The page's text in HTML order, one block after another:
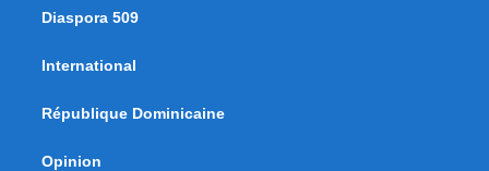
Diaspora 509
International
République Dominicaine
Opinion